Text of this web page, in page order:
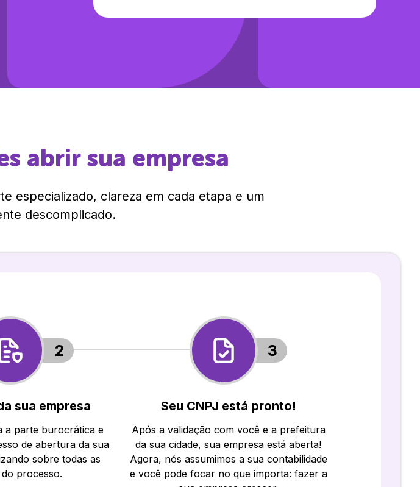
abrir sua empresa
especializado, clareza em cada etapa e um
descomplicado.
2
sua empresa
a parte burocrática e
de abertura da sua
sobre todas as
processo.
3
Seu CNPJ está pronto!
Após a validação com você e a prefeitura
da sua cidade, sua empresa está aberta!
Agora, nós assumimos a sua contabilidade
e você pode focar no que importa: fazer a